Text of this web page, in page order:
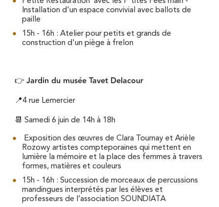
Installation d'un espace convivial avec ballots de
paille
15h - 16h : Atelier pour petits et grands de
construction d'un piège à frelon
👉 Jardin du musée Tavet Delacour
📍4 rue Lemercier
📆 Samedi 6 juin de 14h à 18h
Exposition des œuvres de Clara Tournay et Arièle
Rozowy artistes compteporaines qui mettent en
lumière la mémoire et la place des femmes à travers
formes, matières et couleurs
15h - 16h : Succession de morceaux de percussions
mandingues interprétés par les élèves et
professeurs de l’association SOUNDIATA